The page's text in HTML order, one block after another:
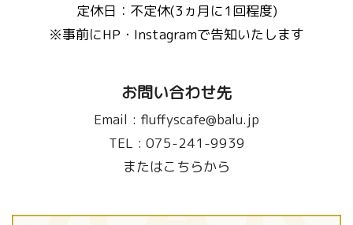
定休日：不定休(3ヵ月に1回程度)
※事前にHP・Instagramで告知いたします
お問い合わせ先
Email : fluffyscafe@balu.jp
TEL : 075-241-9939
またはこちらから